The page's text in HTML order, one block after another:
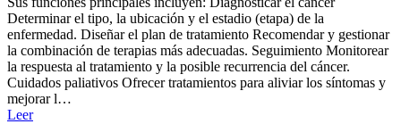
Determinar el tipo, la ubicación y el estadio (etapa) de la
enfermedad. Diseñar el plan de tratamiento Recomendar y gestionar
la combinación de terapias más adecuadas. Seguimiento Monitorear
la respuesta al tratamiento y la posible recurrencia del cáncer.
Cuidados paliativos Ofrecer tratamientos para aliviar los síntomas y
mejorar l…
Leer